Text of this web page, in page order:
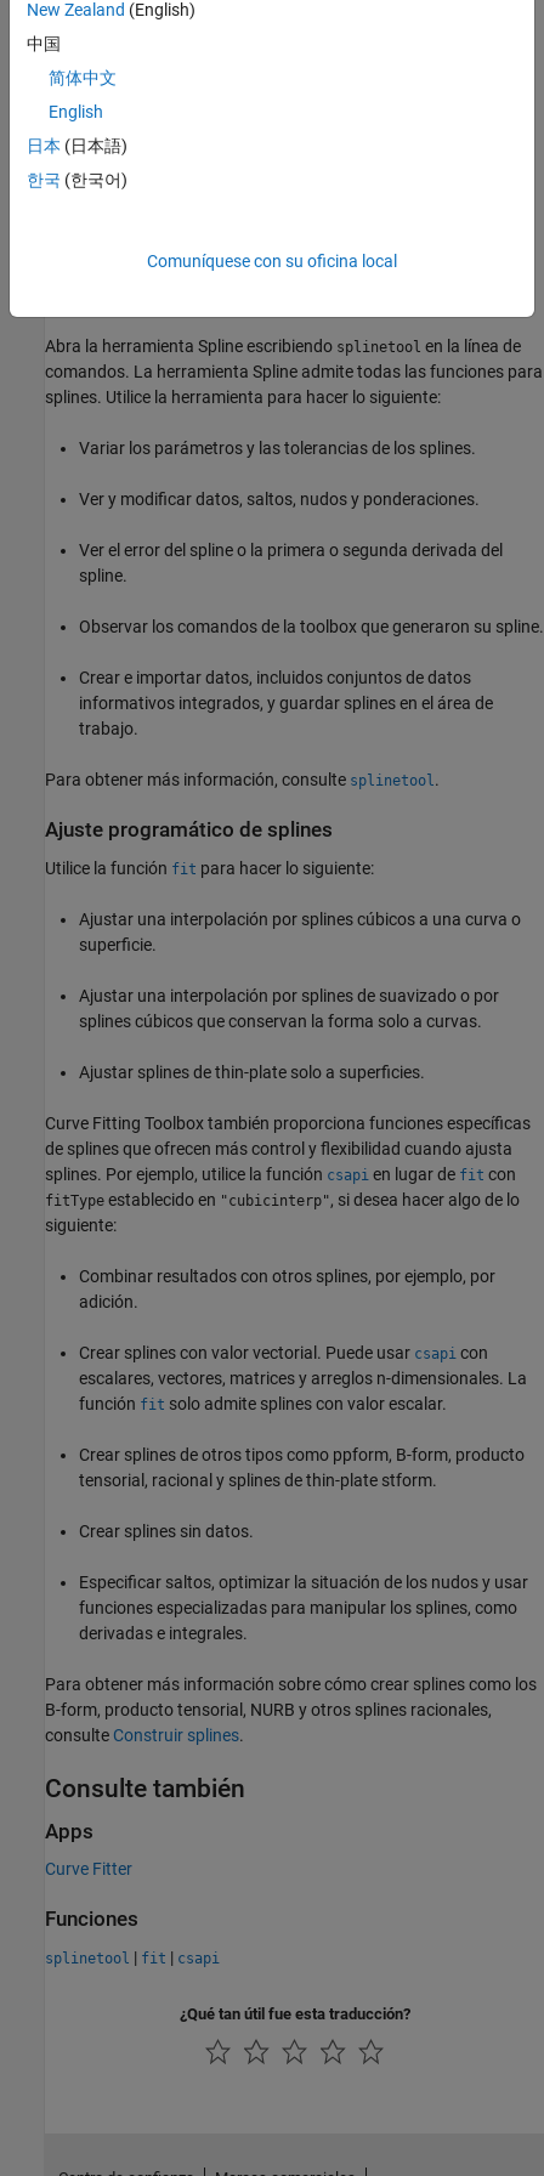
Ajuste interactivo de splines
Utilice la app Curve Fitter o la herramienta Spline para crear
ajustes de splines de forma interactiva.
Abra la app Curve Fitter escribiendo
. La app Curve Fitter admite las mismas opciones de ajuste
Abra la herramienta Spline escribiendo splinetool en la línea de
comandos. La herramienta Spline admite todas las funciones para
splines. Utilice la herramienta para hacer lo siguiente:
Variar los parámetros y las tolerancias de los splines.
Ver y modificar datos, saltos, nudos y ponderaciones.
Ver el error del spline o la primera o segunda derivada del
spline.
Observar los comandos de la toolbox que generaron su spline.
Crear e importar datos, incluidos conjuntos de datos
informativos integrados, y guardar splines en el área de
trabajo.
Para obtener más información, consulte splinetool.
Ajuste programático de splines
Utilice la función fit para hacer lo siguiente:
Ajustar una interpolación por splines cúbicos a una curva o
superficie.
Ajustar una interpolación por splines de suavizado o por
splines cúbicos que conservan la forma solo a curvas.
Ajustar splines de thin-plate solo a superficies.
Curve Fitting Toolbox también proporciona funciones específicas
de splines que ofrecen más control y flexibilidad cuando ajusta
splines. Por ejemplo, utilice la función csapi en lugar de fit con
fitType establecido en "cubicinterp", si desea hacer algo de lo
siguiente:
Combinar resultados con otros splines, por ejemplo, por
adición.
Crear splines con valor vectorial. Puede usar csapi con
escalares, vectores, matrices y arreglos n-dimensionales. La
función fit solo admite splines con valor escalar.
Crear splines de otros tipos como ppform, B-form, producto
tensorial, racional y splines de thin-plate stform.
Crear splines sin datos.
Especificar saltos, optimizar la situación de los nudos y usar
funciones especializadas para manipular los splines, como
derivadas e integrales.
Para obtener más información sobre cómo crear splines como los
B-form, producto tensorial, NURB y otros splines racionales,
consulte Construir splines.
Consulte también
Apps
Curve Fitter
Funciones
splinetool | fit | csapi
¿Qué tan útil fue esta traducción?
New Zealand (English)
中国
简体中文
English
日本 (日本語)
한국 (한국어)
Comuníquese con su oficina local